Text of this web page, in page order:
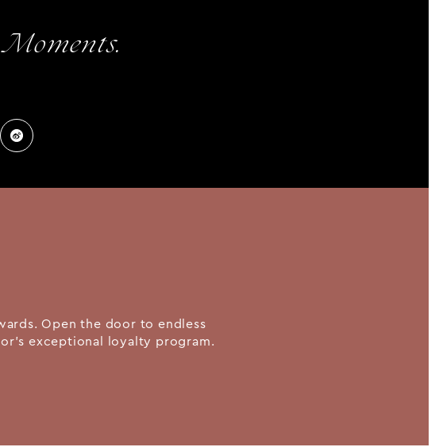
Moments.
Open the door to endless
exceptional loyalty program.